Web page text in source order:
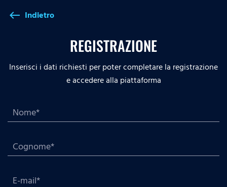
west Indietro
REGISTRAZIONE
Inserisci i dati richiesti per poter completare la registrazione
e accedere alla piattaforma